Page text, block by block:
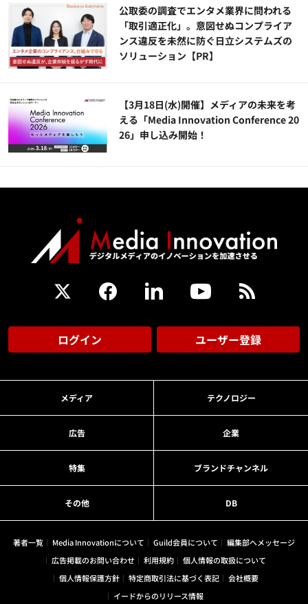
公​​取委の調査でエンタメ業界に問われる
「取引適正化」。意図せぬコンプライア
ンス違反を未然に防ぐ日立システムズの
ソリューション​【PR】
【3月18日(水)開催】メディアの未来を考
える「Media Innovation Conference 20
26」申し込み開始！
ログイン ユーザー登録
メディア テクノロジー
広告 企業
特集 ブランドチャンネル
その他 DB
著者一覧 Media Innovationについて Guild会員について
編集部へメッセージ
広告掲載のお問い合わせ
利用規約
個人情報の取扱について
個人情報保護方針
特定商取引法に基づく表記
会社概要
イードからのリリース情報